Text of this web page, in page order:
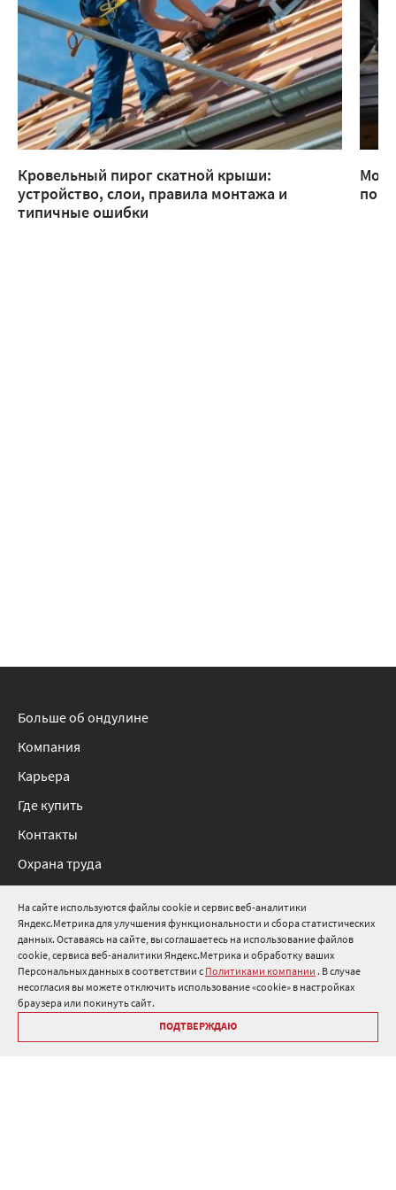
На сайте используются файлы cookie и сервис веб-аналитики
Яндекс.Метрика для улучшения функциональности и сбора статистических
данных. Оставаясь на сайте, вы соглашаетесь на использование файлов
cookie, сервиса веб-аналитики Яндекс.Метрика и обработку ваших
Персональных данных в соответствии с Политиками компании . В случае
несогласия вы можете отключить использование «cookie» в настройках
браузера или покинуть сайт.
ПОДТВЕРЖДАЮ
Кровельный пирог скатной крыши:
устройство, слои, правила монтажа и
типичные ошибки
8 800 511 91 82
info@onduline.ru
Россия Беларусь Казахстан
Больше об ондулине
Компания
Карьера
Где купить
Контакты
Охрана труда